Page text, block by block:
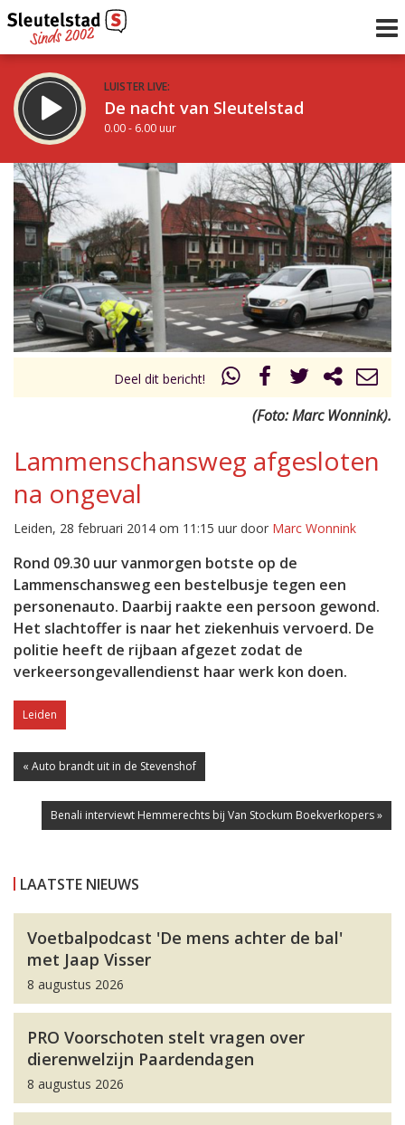
LUISTER LIVE:
De nacht van Sleutelstad
0.00 - 6.00 uur
STRAKS:
De ochtend van Sleutelstad
6.00 - 12.00 uur
Vorig uur
uur 1 van 0 Volgend uur
Inklappen
Deel dit bericht!
(Foto: Marc Wonnink).
Lammenschansweg afgesloten
na ongeval
Leiden, 28 februari 2014 om 11:15 uur door Marc Wonnink
Rond 09.30 uur vanmorgen botste op de
Lammenschansweg een bestelbusje tegen een
personenauto. Daarbij raakte een persoon gewond.
Het slachtoffer is naar het ziekenhuis vervoerd. De
politie heeft de rijbaan afgezet zodat de
verkeersongevallendienst haar werk kon doen.
Leiden
« Auto brandt uit in de Stevenshof
Benali interviewt Hemmerechts bij Van Stockum Boekverkopers »
LAATSTE NIEUWS
Voetbalpodcast 'De mens achter de bal'
met Jaap Visser
8 augustus 2026
PRO Voorschoten stelt vragen over
dierenwelzijn Paardendagen
8 augustus 2026